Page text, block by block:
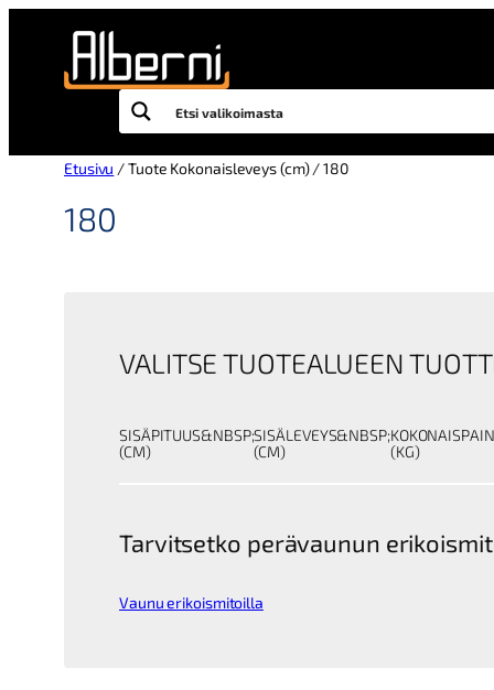
Etusivu / Tuote Kokonaisleveys (cm) / 180
180
VALITSE TUOTEALUEEN
SISÄPITUUS&NBSP;
(CM)
SISÄLEVEYS&NBSP;
(CM)
(KG)
Tarvitsetko perävaunun
Vaunu erikoismitoilla